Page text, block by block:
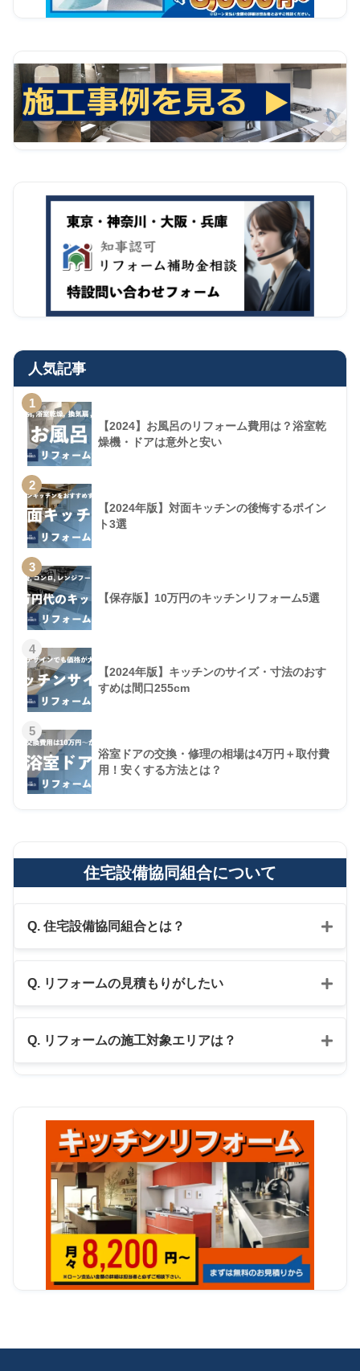
人気記事
1
【2024】お風呂のリフォーム費用は？浴室乾
燥機・ドアは意外と安い
2
【2024年版】対面キッチンの後悔するポイン
ト3選
3
【保存版】10万円のキッチンリフォーム5選
4
【2024年版】キッチンのサイズ・寸法のおす
すめは間口255cm
5
浴室ドアの交換・修理の相場は4万円＋取付費
用！安くする方法とは？
住宅設備協同組合について
Q. 住宅設備協同組合とは？
Q. リフォームの見積もりがしたい
Q. リフォームの施工対象エリアは？